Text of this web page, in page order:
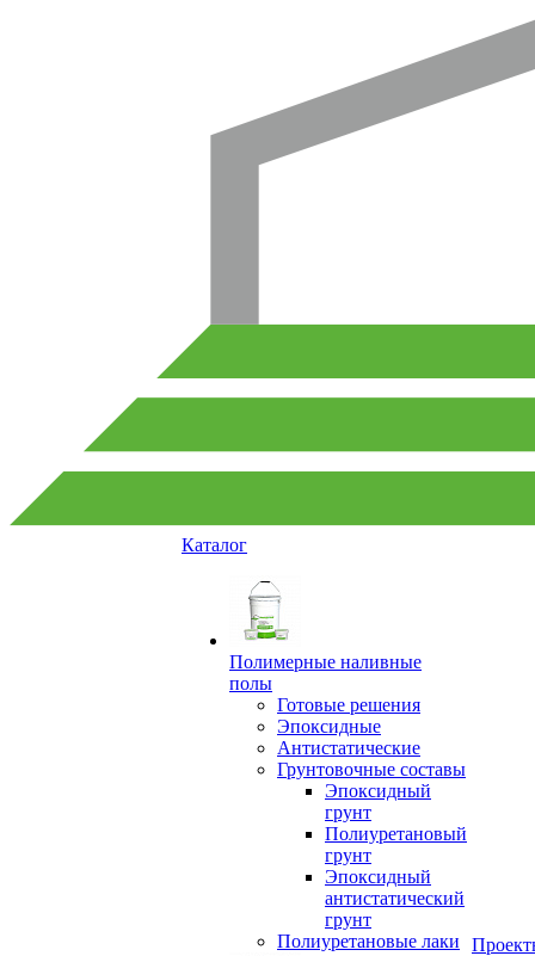
Каталог
Полимерные наливные
полы
Готовые решения
Эпоксидные
Антистатические
Грунтовочные составы
Эпоксидный
грунт
Полиуретановый
грунт
Эпоксидный
антистатический
грунт
Полиуретановые лаки